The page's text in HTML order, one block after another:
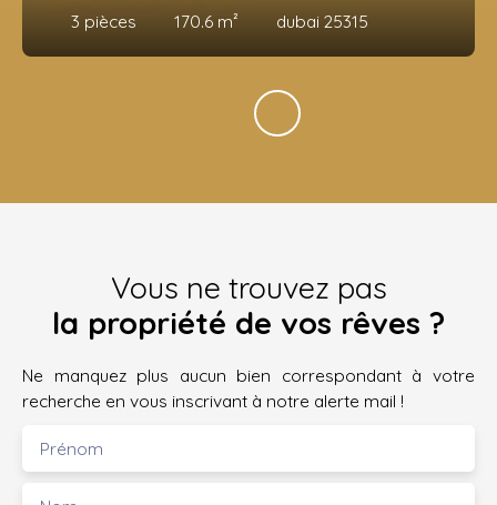
3 pièces 170.6 m² dubai 25315
Vous ne trouvez pas
la propriété de vos rêves ?
Ne manquez plus aucun bien correspondant à votre
recherche en vous inscrivant à notre alerte mail !
Prénom